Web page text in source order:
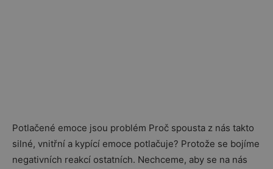
Potlačené emoce jsou problém Proč spousta z nás takto
silné, vnitřní a kypící emoce potlačuje? Protože se bojíme
negativních reakcí ostatních. Nechceme, aby se na nás